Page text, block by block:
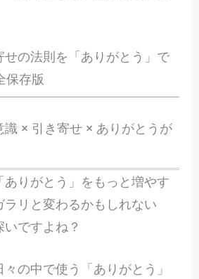
の法則を「ありがとう」で
保存版
識 × 引き寄せ × ありがとうが
りがとう」をもっと増やす
リと変わるかもしれない
ですよね？
の中で使う「ありがとう」